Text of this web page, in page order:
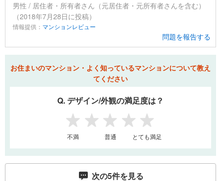
男性 / 居住者・所有者さん（元居住者・元所有者さんを含む）
（2018年7月28日に投稿）
情報提供： マンションレビュー
問題を報告する
お住まいのマンション・よく知っているマンションについて教え
てください
Q. デザイン/外観の満足度は？
1 2 3 4 5
不満 普通 とても満足
次の5件を見る